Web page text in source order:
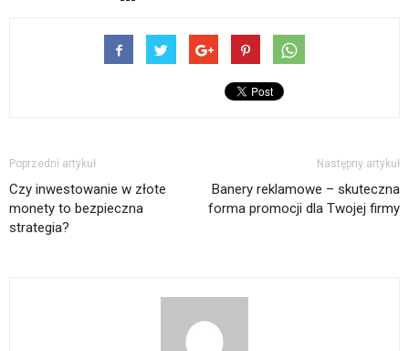
Poprzedni artykuł
Czy inwestowanie w złote
monety to bezpieczna
strategia?
Następny artykuł
Banery reklamowe – skuteczna
forma promocji dla Twojej firmy